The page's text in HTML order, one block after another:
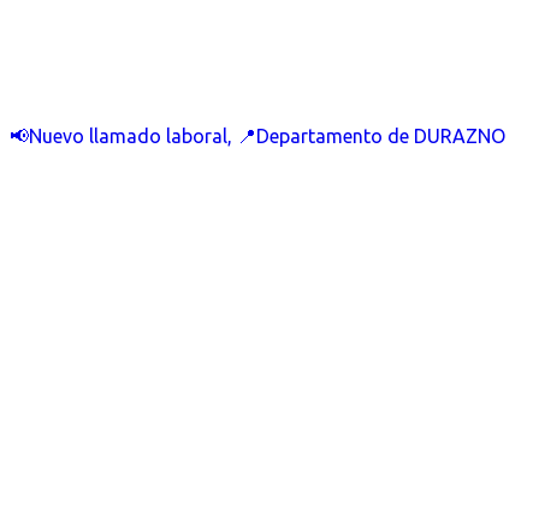
📢Nuevo llamado laboral, 📍Departamento de DURAZNO